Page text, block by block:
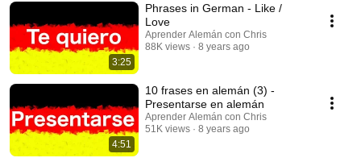
3:25
Phrases in German - Like /
Love
Aprender Alemán con Chris
88K views
8 years ago
4:51
10 frases en alemán (3) -
Presentarse en alemán
Aprender Alemán con Chris
51K views
8 years ago